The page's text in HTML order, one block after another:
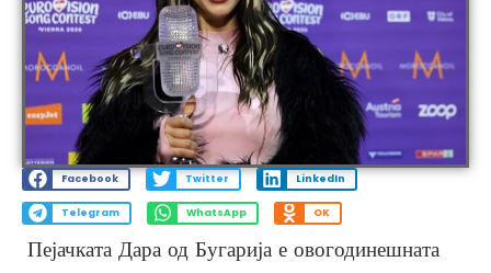
Facebook Twitter LinkedIn
Telegram WhatsApp OK
Пејачката Дара од Бугарија е овогодинешната